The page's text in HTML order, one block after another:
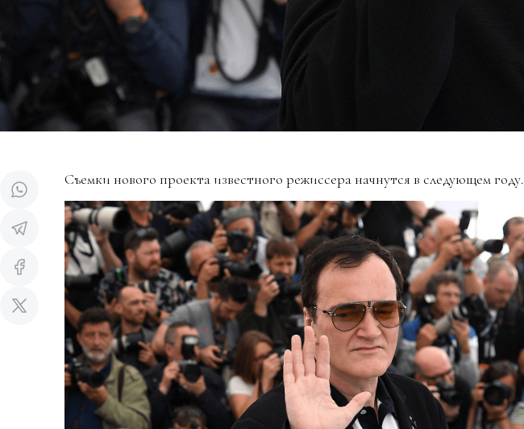
Съемки нового проекта известного режиссера начнутся в следующем году.